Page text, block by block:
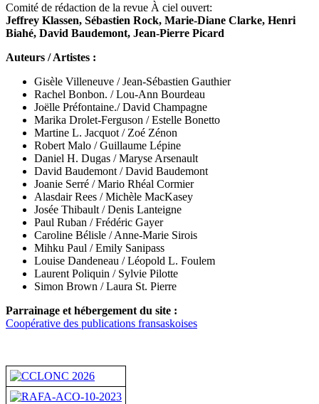
Comité de rédaction de la revue À ciel ouvert:
Jeffrey Klassen, Sébastien Rock, Marie-Diane Clarke, Henri
Biahé, David Baudemont, Jean-Pierre Picard
Auteurs / Artistes :
Gisèle Villeneuve / Jean-Sébastien Gauthier
Rachel Bonbon. / Lou-Ann Bourdeau
Joëlle Préfontaine./ David Champagne
Marika Drolet-Ferguson / Estelle Bonetto
Martine L. Jacquot / Zoé Zénon
Robert Malo / Guillaume Lépine
Daniel H. Dugas / Maryse Arsenault
David Baudemont / David Baudemont
Joanie Serré / Mario Rhéal Cormier
Alasdair Rees /Michèle MacKasey
Josée Thibault / Denis Lanteigne
Paul Ruban / Frédéric Gayer
Caroline Bélisle / Anne-Marie Sirois
Mihku Paul / Emily Sanipass
Louise Dandeneau /Léopold L. Foulem
Laurent Poliquin / Sylvie Pilotte
Simon Brown / Laura St. Pierre
Parrainage et hébergement du site :
Coopérative des publications fransaskoises